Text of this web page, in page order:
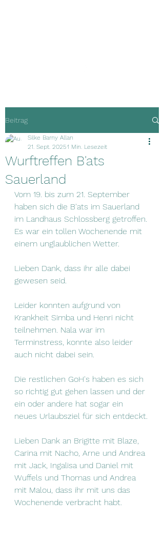
Beitrag
Wurftreffen B'ats
Sauerland
Silke Barny Allan
21. Sept. 20251 Min. Lesezeit
Vom 19. bis zum 21. September
haben sich die B'ats im Sauerland
im Landhaus Schlossberg getroffen.
Es war ein tollen Wochenende mit
einem unglaublichen Wetter.
Lieben Dank, dass ihr alle dabei
gewesen seid.
Leider konnten aufgrund von
Krankheit Simba und Henri nicht
teilnehmen. Nala war im
Terminstress, konnte also leider
auch nicht dabei sein.
Die restlichen GoH's haben es sich
so richtig gut gehen lassen und der
ein oder andere hat sogar ein
neues Urlaubsziel für sich entdeckt.
Lieben Dank an Brigitte mit Blaze,
Carina mit Nacho, Arne und Andrea
mit Jack, Ingalisa und Daniel mit
Wuffels und Thomas und Andrea
mit Malou, dass ihr mit uns das
Wochenende verbracht habt.